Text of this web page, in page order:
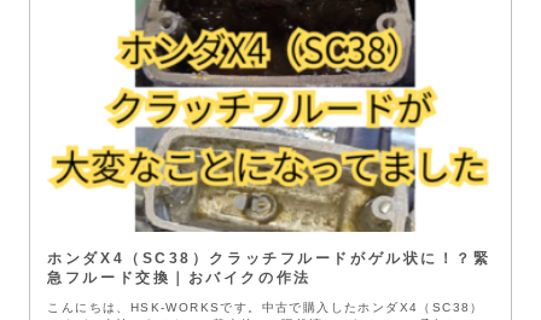
ホンダX4（SC38）クラッチフルードがゲル状に！？緊
急フルード交換｜おバイクの作法
こんにちは、HSK-WORKSです。中古で購入したホンダX4（SC38）